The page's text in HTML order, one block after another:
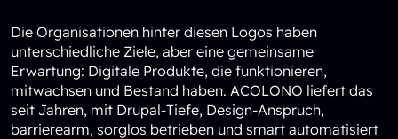
Die Organisationen hinter diesen Logos haben
unterschiedliche Ziele, aber eine gemeinsame
Erwartung: Digitale Produkte, die funktionieren,
mitwachsen und Bestand haben. ACOLONO liefert das
seit Jahren, mit Drupal-Tiefe, Design-Anspruch,
barrierearm, sorglos betrieben und smart automatisiert